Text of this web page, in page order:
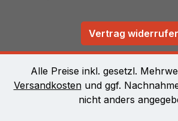
Vertrag
Alle Preise inkl. gesetzl.
Versandkostenund ggf.
nicht anders